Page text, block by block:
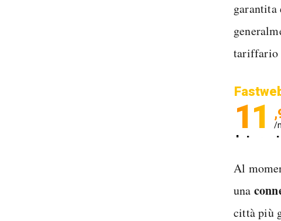
tariffario
11 /
Al
una
città più